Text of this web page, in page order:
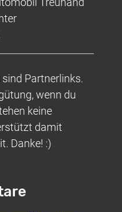
Partnerlinks.
wenn du
keine
damit
Danke! :)